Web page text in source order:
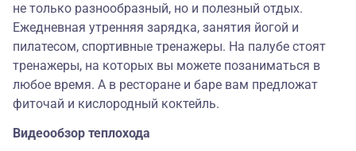
не только разнообразный, но и полезный отдых.
Ежедневная утренняя зарядка, занятия йогой и
пилатесом, спортивные тренажеры. На палубе стоят
тренажеры, на которых вы можете позаниматься в
любое время. А в ресторане и баре вам предложат
фиточай и кислородный коктейль.
Видеообзор теплохода